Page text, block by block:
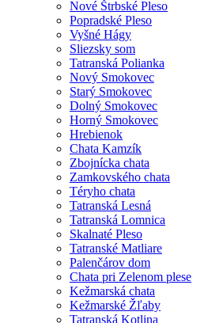
Nové Štrbské Pleso
Popradské Pleso
Vyšné Hágy
Sliezsky som
Tatranská Polianka
Nový Smokovec
Starý Smokovec
Dolný Smokovec
Horný Smokovec
Hrebienok
Chata Kamzík
Zbojnícka chata
Zamkovského chata
Téryho chata
Tatranská Lesná
Tatranská Lomnica
Skalnaté Pleso
Tatranské Matliare
Palenčárov dom
Chata pri Zelenom plese
Kežmarská chata
Kežmarské Žľaby
Tatranská Kotlina